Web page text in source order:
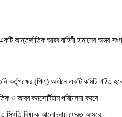
আন্তর্জাতিক আরব বাহিনী হামাসের অস্ত্র
(পিএ) অধীনে একটি কমিটি গঠিত হবে,
ও আরব কনসোর্টিয়াম পরিচালনা করবে।
স্থিতি বিষয়ক আলোচনায় ফেরত আসবে।